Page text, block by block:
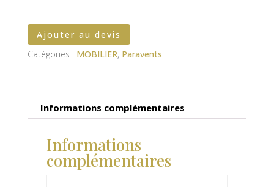
Ajouter au devis
Catégories : MOBILIER, Paravents
Informations complémentaires
Informations
complémentaires